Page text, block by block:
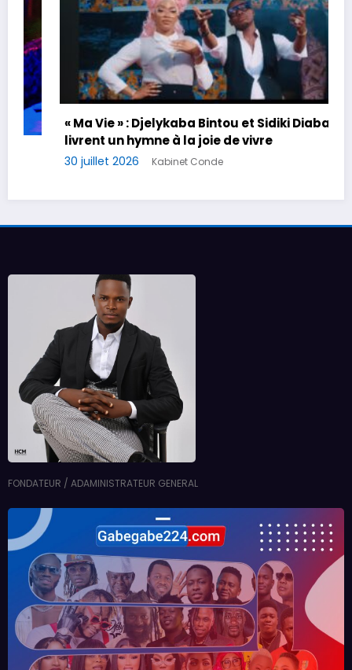
« Ma Vie » : Djelykaba Bintou et Sidiki Diabaté
livrent un hymne à la joie de vivre
30 juillet 2026 Kabinet Conde
FONDATEUR / ADAMINISTRATEUR GENERAL